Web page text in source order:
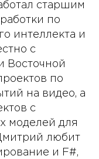
старшим
по
интеллекта и
с
Восточной
по
на видео, а
с
моделей для
любит
и F#,